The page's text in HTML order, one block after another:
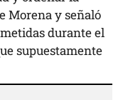
Morena y señaló
durante el
supuestamente